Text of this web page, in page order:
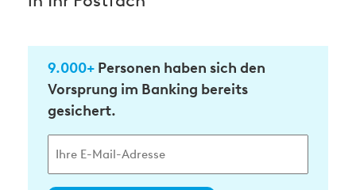
9.000+ Personen haben sich den
Vorsprung im Banking bereits
gesichert.